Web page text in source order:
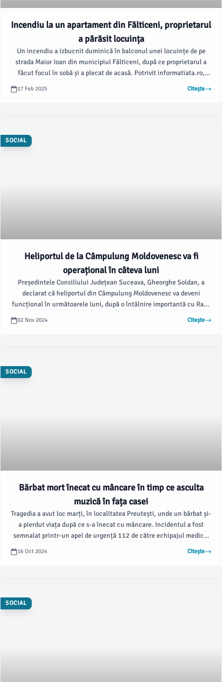
Incendiu la un apartament din Fălticeni, proprietarul
a părăsit locuința
Un incendiu a izbucnit duminică în balconul unei locuințe de pe
strada Maior Ioan din municipiul Fălticeni, după ce proprietarul a
făcut focul în sobă și a plecat de acasă. Potrivit informatiata.ro,
17 Feb 2025 Citește
SOCIAL
Heliportul de la Câmpulung Moldovenesc va fi
operațional în câteva luni
Președintele Consiliului Județean Suceava, Gheorghe Soldan, a
declarat că heliportul din Câmpulung Moldovenesc va deveni
funcțional în următoarele luni, după o întâlnire importantă cu Raed
Departamentului pentru Situații de Urgență. Soldan a confirmat că
02 Nov 2024 Citește
SOCIAL
Bărbat mort înecat cu mâncare în timp ce asculta
muzică în fața casei
Tragedia a avut loc marți, în localitatea Preutești, unde un bărbat și-
a pierdut viața după ce s-a înecat cu mâncare. Incidentul a fost
semnalat printr-un apel de urgență 112 de către echipajul medical
16 Oct 2024 Citește
SOCIAL